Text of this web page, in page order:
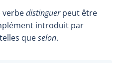
verbedistinguerpeut être
introduit par
queselon.